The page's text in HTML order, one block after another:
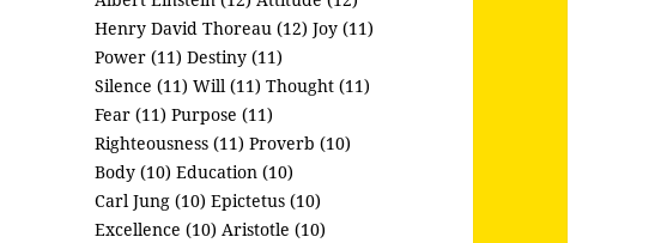
Henry David Thoreau (12) Joy (11)
Power (11) Destiny (11)
Silence (11) Will (11) Thought (11)
Fear (11) Purpose (11)
Righteousness (11) Proverb (10)
Body (10) Education (10)
Carl Jung (10) Epictetus (10)
Excellence (10) Aristotle (10)